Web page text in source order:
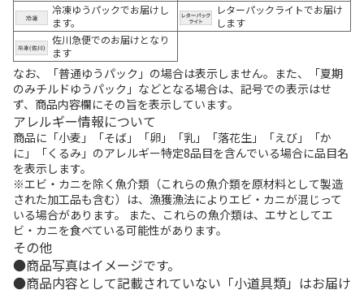
冷凍ゆうパックでお届けし
ます。
レターパックライトでお届け
します
佐川急便でのお届けとなり
ます
なお、「普通ゆうパック」の場合は表示しません。また、「夏期
のみチルドゆうパック」などとなる場合は、記号での表示はせ
ず、商品内容欄にその旨を表示しています。
アレルギー情報について
商品に「小麦」「そば」「卵」「乳」「落花生」「えび」「か
に」「くるみ」のアレルギー特定8品目を含んでいる場合に品目名
を表示します。
※エビ・カニを除く魚介類（これらの魚介類を原材料として製造
された加工品も含む）は、漁獲漁法によりエビ・カニが混じって
いる場合があります。 また、これらの魚介類は、エサとしてエ
ビ・カニを食べている可能性があります。
その他
商品写真はイメージです。
商品内容として記載されていない「小道具類」はお届け